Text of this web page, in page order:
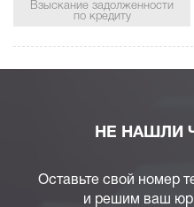
Взыскание задолженности
по кредиту
НЕ НАШЛИ
Оставьте свой номер
и решим ваш